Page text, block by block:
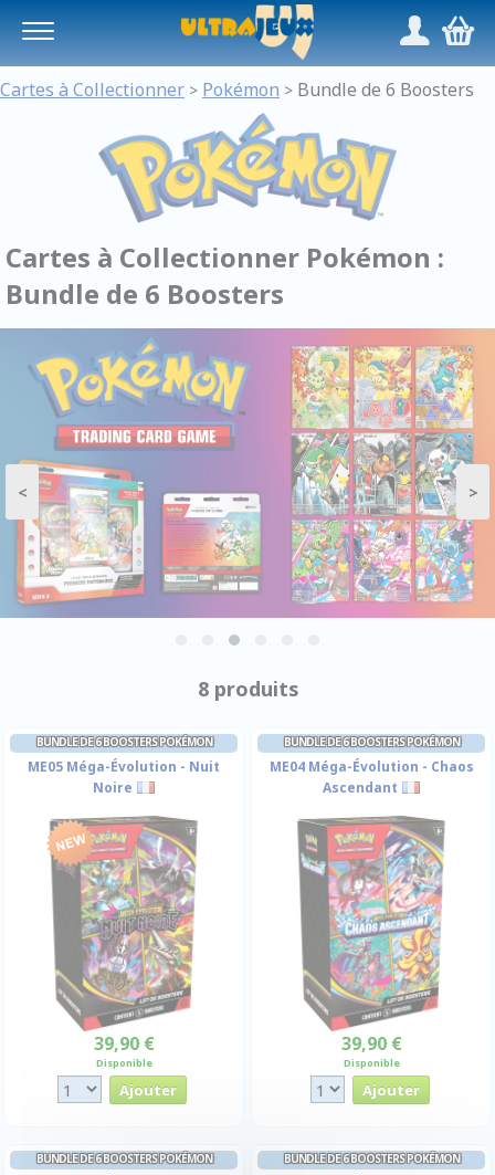
/,
Cartes à Collectionner > Pokémon > Bundle de 6 Boosters
Cartes à Collectionner Pokémon :
Bundle de 6 Boosters
< >
8 produits
BUNDLE DE 6 BOOSTERS POKÉMON
ME05 Méga-Évolution - Nuit
Noire
39,90 €
Disponible
BUNDLE DE 6 BOOSTERS POKÉMON
ME04 Méga-Évolution - Chaos
Ascendant
39,90 €
Disponible
BUNDLE DE 6 BOOSTERS POKÉMON BUNDLE DE 6 BOOSTERS POKÉMON